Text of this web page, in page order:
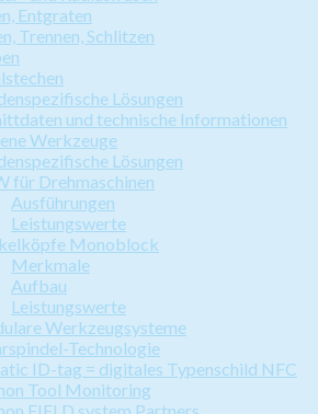
Entgraten
Trennen, Schlitzen
Lösungen
und technische Informationen
Werkzeuge
Lösungen
für Drehmaschinen
Ausführungen
Leistungswerte
Monoblock
Merkmale
Aufbau
Leistungswerte
Werkzeugsysteme
Technologie
ID-tag = digitales Typenschild NFC
Tool Monitoring